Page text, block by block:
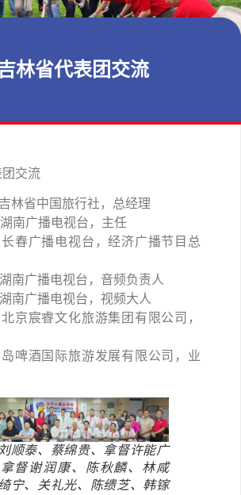
林省代表团交流
交流
林省中国旅行社，总经理
南广播电视台，主任
春广播电视台，经济广播节目总
南广播电视台，音频负责人
南广播电视台，视频大人
京宸睿文化旅游集团有限公司，
啤酒国际旅游发展有限公司，业
刘顺泰、蔡绵贵、拿督许能广
督谢润康、陈秋麟、林咸
宁、关礼光、陈缋芝、韩镓